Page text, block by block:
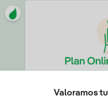
Valoramos